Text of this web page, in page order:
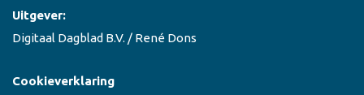
Uitgever:
Digitaal Dagblad B.V. / René Dons
Cookieverklaring